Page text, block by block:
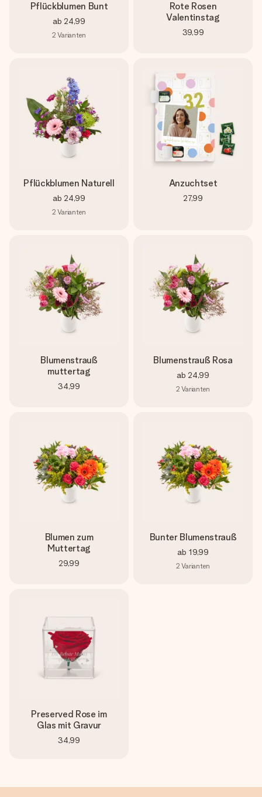
Pflückblumen Bunt
ab 24,99
2 Varianten
Rote Rosen
Valentinstag
39,99
Pflückblumen Naturell
ab 24,99
2 Varianten
Anzuchtset
27,99
Blumenstrauß
muttertag
34,99
Blumenstrauß Rosa
ab 24,99
2 Varianten
Blumen zum
Muttertag
29,99
Bunter Blumenstrauß
ab 19,99
2 Varianten
Preserved Rose im
Glas mit Gravur
34,99